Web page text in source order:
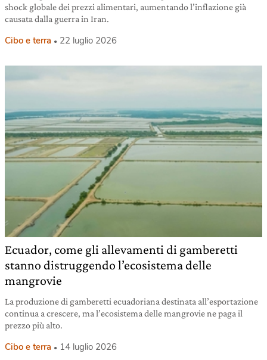
shock globale dei prezzi alimentari, aumentando l’inflazione già
causata dalla guerra in Iran.
Cibo e terra 22 luglio 2026
Ecuador, come gli allevamenti di gamberetti
stanno distruggendo l’ecosistema delle
mangrovie
La produzione di gamberetti ecuadoriana destinata all’esportazione
continua a crescere, ma l’ecosistema delle mangrovie ne paga il
prezzo più alto.
Cibo e terra 14 luglio 2026